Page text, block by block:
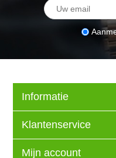
Informatie
Klantenservice
Mijn account